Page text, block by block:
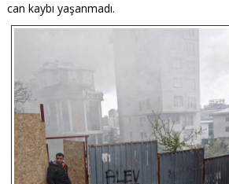
can kaybı yaşanmadı.